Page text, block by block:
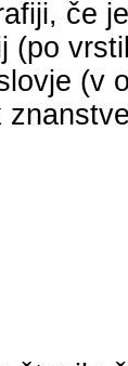
če
(po
(v